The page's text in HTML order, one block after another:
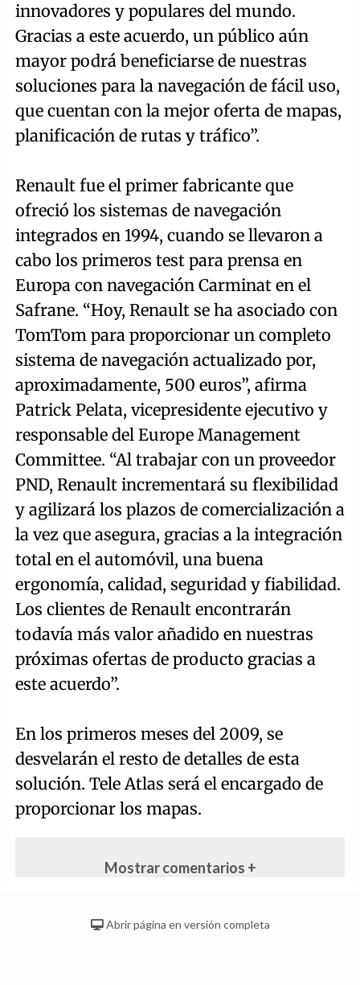
innovadores y populares del mundo.
Gracias a este acuerdo, un público aún
mayor podrá beneficiarse de nuestras
soluciones para la navegación de fácil uso,
que cuentan con la mejor oferta de mapas,
planificación de rutas y tráfico”.
Renault fue el primer fabricante que
ofreció los sistemas de navegación
integrados en 1994, cuando se llevaron a
cabo los primeros test para prensa en
Europa con navegación Carminat en el
Safrane. “Hoy, Renault se ha asociado con
TomTom para proporcionar un completo
sistema de navegación actualizado por,
aproximadamente, 500 euros”, afirma
Patrick Pelata, vicepresidente ejecutivo y
responsable del Europe Management
Committee. “Al trabajar con un proveedor
PND, Renault incrementará su flexibilidad
y agilizará los plazos de comercialización a
la vez que asegura, gracias a la integración
total en el automóvil, una buena
ergonomía, calidad, seguridad y fiabilidad.
Los clientes de Renault encontrarán
todavía más valor añadido en nuestras
próximas ofertas de producto gracias a
este acuerdo”.
En los primeros meses del 2009, se
desvelarán el resto de detalles de esta
solución. Tele Atlas será el encargado de
proporcionar los mapas.
Mostrar comentarios +
Abrir página en versión completa